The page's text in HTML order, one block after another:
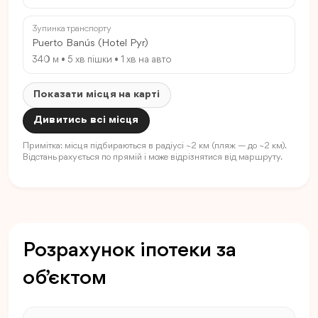
Зупинка транспорту
Puerto Banús (Hotel Pyr)
340 м • 5 хв пішки • 1 хв на авто
Показати місця на карті
Дивитись всі місця
Примітка: місця підбираються в радіусі ~2 км (пляж — до ~2 км).
Відстань рахується по прямій і може відрізнятися від маршруту.
Розрахунок іпотеки за
об’єктом